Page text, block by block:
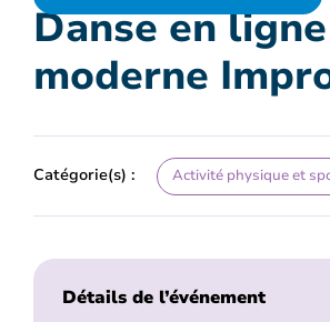
Danse en ligne
moderne
Catégorie(s) : Activité physique et
Détails de l’événement